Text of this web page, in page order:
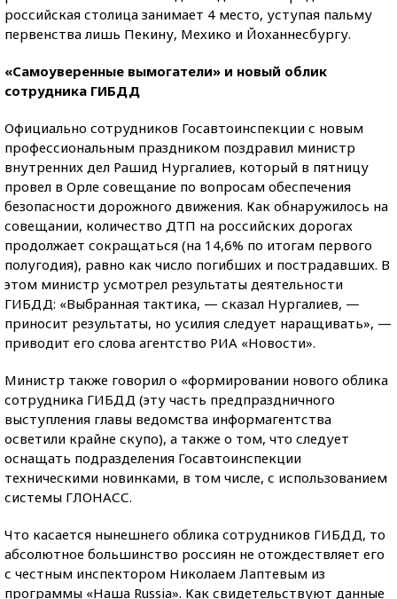
российская столица занимает 4 место, уступая пальму
первенства лишь Пекину, Мехико и Йоханнесбургу.
«Самоуверенные вымогатели» и новый облик
сотрудника ГИБДД
Официально сотрудников Госавтоинспекции с новым
профессиональным праздником поздравил министр
внутренних дел Рашид Нургалиев, который в пятницу
провел в Орле совещание по вопросам обеспечения
безопасности дорожного движения. Как обнаружилось на
совещании, количество ДТП на российских дорогах
продолжает сокращаться (на 14,6% по итогам первого
полугодия), равно как число погибших и пострадавших. В
этом министр усмотрел результаты деятельности
ГИБДД: «Выбранная тактика, — сказал Нургалиев, —
приносит результаты, но усилия следует наращивать», —
приводит его слова агентство РИА «Новости».
Министр также говорил о «формировании нового облика
сотрудника ГИБДД (эту часть предпраздничного
выступления главы ведомства информагентства
осветили крайне скупо), а также о том, что следует
оснащать подразделения Госавтоинспекции
техническими новинками, в том числе, с использованием
системы ГЛОНАСС.
Что касается нынешнего облика сотрудников ГИБДД, то
абсолютное большинство россиян не отождествляет его
с честным инспектором Николаем Лаптевым из
программы «Наша Russia». Как свидетельствуют данные